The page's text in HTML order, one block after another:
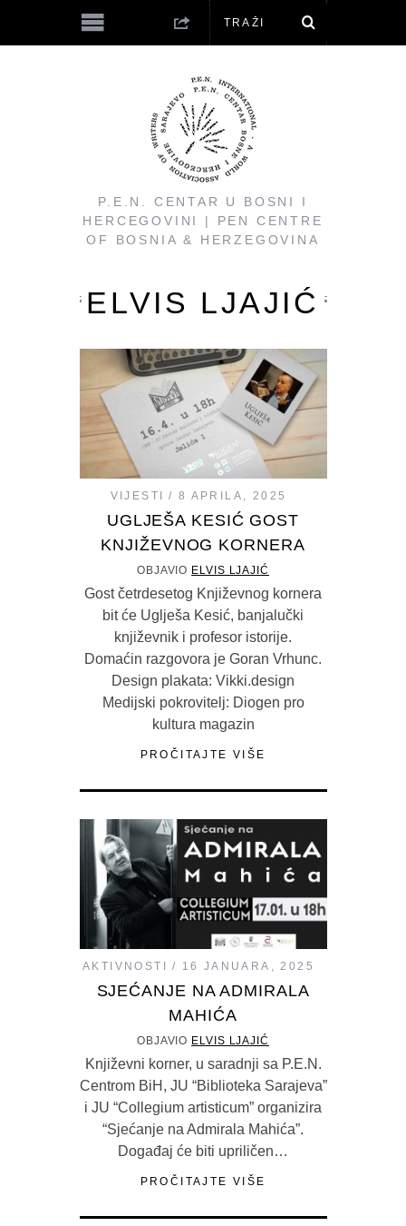
P.E.N. CENTAR U BOSNI I
HERCEGOVINI | PEN CENTRE
OF BOSNIA & HERZEGOVINA
ELVIS LJAJIĆ
VIJESTI 8 APRILA, 2025
UGLJEŠA KESIĆ GOST
KNJIŽEVNOG KORNERA
OBJAVIO ELVIS LJAJIĆ
Gost četrdesetog Književnog kornera
bit će Uglješa Kesić, banjalučki
književnik i profesor istorije.
Domaćin razgovora je Goran Vrhunc.
Design plakata: Vikki.design
Medijski pokrovitelj: Diogen pro
kultura magazin
PROČITAJTE VIŠE
AKTIVNOSTI 16 JANUARA, 2025
SJEĆANJE NA ADMIRALA
MAHIĆA
OBJAVIO ELVIS LJAJIĆ
Književni korner, u saradnji sa P.E.N.
Centrom BiH, JU “Biblioteka Sarajeva”
i JU “Collegium artisticum” organizira
“Sjećanje na Admirala Mahića”.
Događaj će biti upriličen…
PROČITAJTE VIŠE